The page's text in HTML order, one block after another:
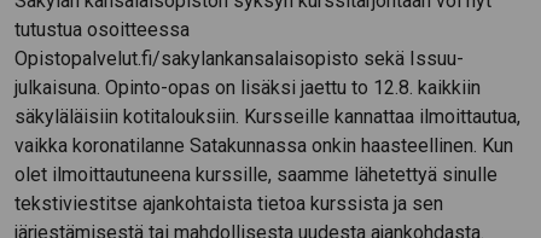
tutustua osoitteessa
Opistopalvelut.fi/sakylankansalaisopisto sekä Issuu-
julkaisuna. Opinto-opas on lisäksi jaettu to 12.8. kaikkiin
säkyläläisiin kotitalouksiin. Kursseille kannattaa ilmoittautua,
vaikka koronatilanne Satakunnassa onkin haasteellinen. Kun
olet ilmoittautuneena kurssille, saamme lähetettyä sinulle
tekstiviestitse ajankohtaista tietoa kurssista ja sen
järjestämisestä tai mahdollisesta uudesta ajankohdasta.